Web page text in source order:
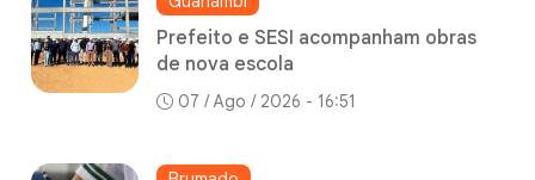
Prefeito e SESI acompanham obras
de nova escola
07 / Ago / 2026 - 16:51